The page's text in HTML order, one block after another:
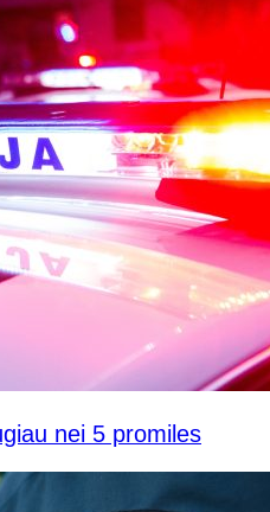
nei 5 promiles